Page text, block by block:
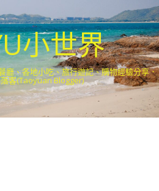
小世界
廳、各地小吃、旅行遊記、購物經驗分享．
客(Taoyuan Blogger)